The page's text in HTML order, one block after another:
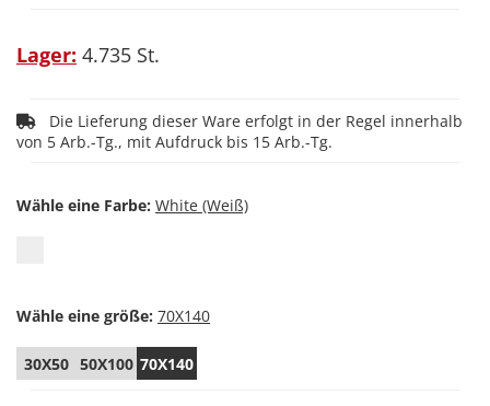
Lager: 4.735 St.
von 5 Arb.-Tg., mit Aufdruck bis 15 Arb.-Tg.
Wähle eine Farbe:
Wähle eine größe:
30X50 50X100 70X140